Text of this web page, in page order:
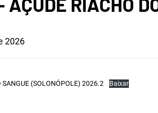
2026
SANGUE (SOLONÓPOLE) 2026.2 Baixar